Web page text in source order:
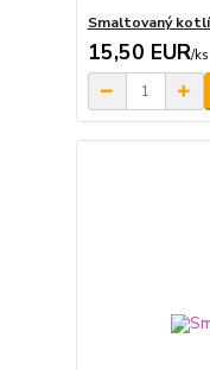
Smaltovaný
15,50 EUR/ks